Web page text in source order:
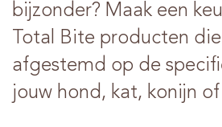
bijzonder? Maak een
Total Bite producten
afgestemd op de
jouw hond, kat, konijn of